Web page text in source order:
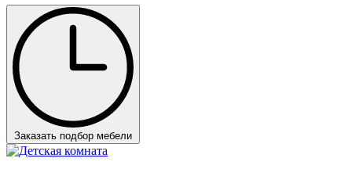
Заказать подбор мебели